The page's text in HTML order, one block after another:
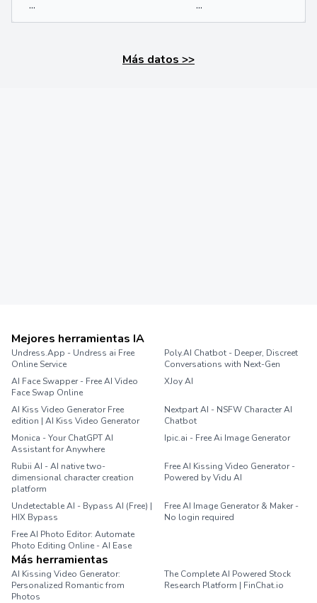
... ...
Más datos >>
Mejores herramientas IA
Undress.App - Undress ai Free
Online Service
Poly.AI Chatbot - Deeper, Discreet
Conversations with Next-Gen
AI Face Swapper - Free AI Video
Face Swap Online
XJoy AI
AI Kiss Video Generator Free
edition | AI Kiss Video Generator
Nextpart AI - NSFW Character AI
Chatbot
Monica - Your ChatGPT AI
Assistant for Anywhere
Ipic.ai - Free Ai Image Generator
Rubii AI - AI native two-
dimensional character creation
platform
Free AI Kissing Video Generator -
Powered by Vidu AI
Undetectable AI - Bypass AI (Free) |
HIX Bypass
Free AI Image Generator & Maker -
No login required
Free AI Photo Editor: Automate
Photo Editing Online - AI Ease
Más herramientas
AI Kissing Video Generator:
Personalized Romantic from
Photos
The Complete AI Powered Stock
Research Platform | FinChat.io